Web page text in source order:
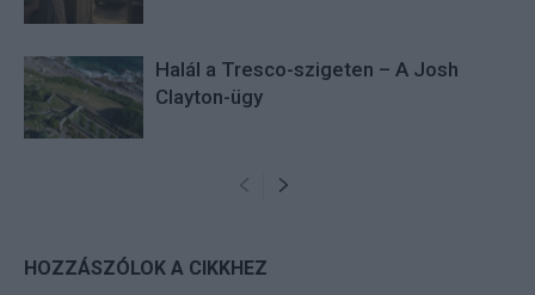
Halál a Tresco-szigeten – A Josh
Clayton-ügy
HOZZÁSZÓLOK A CIKKHEZ